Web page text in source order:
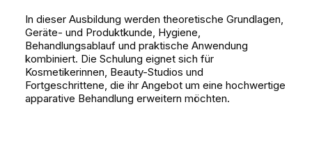
In dieser Ausbildung werden theoretische Grundlagen,
Geräte- und Produktkunde, Hygiene,
Behandlungsablauf und praktische Anwendung
kombiniert. Die Schulung eignet sich für
Kosmetikerinnen, Beauty-Studios und
Fortgeschrittene, die ihr Angebot um eine hochwertige
apparative Behandlung erweitern möchten.